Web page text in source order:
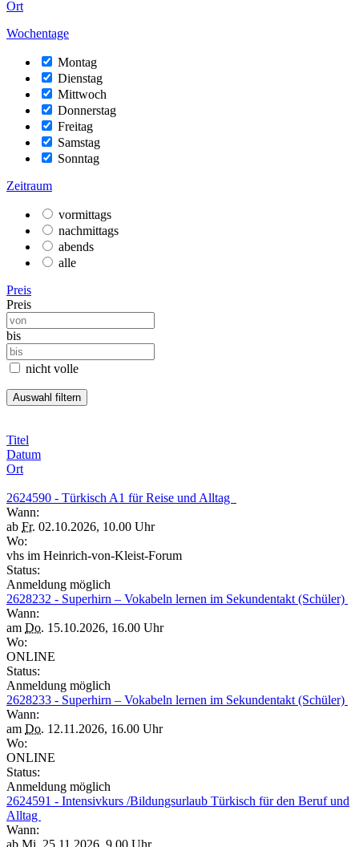
Ort
Wochentage
Montag
Dienstag
Mittwoch
Donnerstag
Freitag
Samstag
Sonntag
Zeitraum
vormittags
nachmittags
abends
alle
Preis
Preis
bis
nicht volle
Titel
Datum
Ort
2624590 - Türkisch A1 für Reise und Alltag
Wann:
ab Fr. 02.10.2026, 10.00 Uhr
Wo:
vhs im Heinrich-von-Kleist-Forum
Status:
Anmeldung möglich
2628232 - Superhirn – Vokabeln lernen im Sekundentakt (Schüler)
Wann:
am Do. 15.10.2026, 16.00 Uhr
Wo:
ONLINE
Status:
Anmeldung möglich
2628233 - Superhirn – Vokabeln lernen im Sekundentakt (Schüler)
Wann:
am Do. 12.11.2026, 16.00 Uhr
Wo:
ONLINE
Status:
Anmeldung möglich
2624591 - Intensivkurs /Bildungsurlaub Türkisch für den Beruf und
Alltag
Wann:
ab Mi. 25.11.2026, 9.00 Uhr